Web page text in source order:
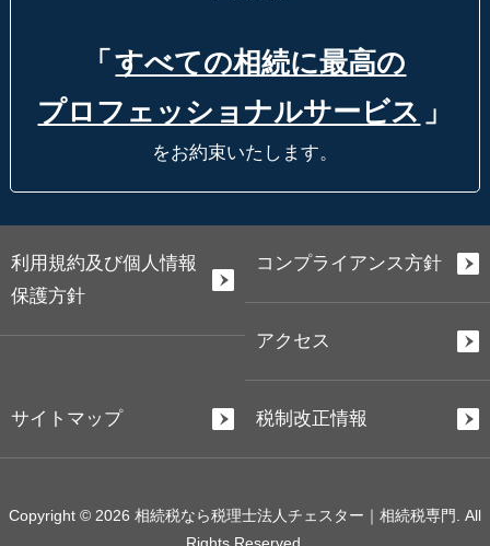
「 すべての相続に最高の
プロフェッショナルサービス 」
をお約束いたします。
利用規約及び個人情報
保護方針
コンプライアンス方針
アクセス
サイトマップ 税制改正情報
Copyright © 2026 相続税なら税理士法人チェスター｜相続税専門. All
Rights Reserved.